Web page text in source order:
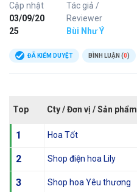
Cập nhật
03/09/20
25
Tác giả /
Reviewer
Bùi Như Ý
ĐÃ KIỂM DUYỆT BÌNH LUẬN (0)
Top Cty / Đơn vị / Sản phẩm
1 Hoa Tốt
2 Shop điện hoa Lily
3 Shop hoa Yêu thương